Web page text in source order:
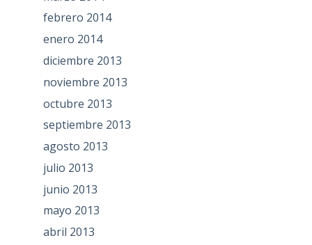
febrero 2014
enero 2014
diciembre 2013
noviembre 2013
octubre 2013
septiembre 2013
agosto 2013
julio 2013
junio 2013
mayo 2013
abril 2013